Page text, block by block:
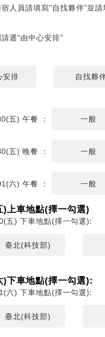
人員請填寫"自找夥伴"並請
選"由中心安排"
安排 自找夥
五) 午餐 ： 一般
五) 晚餐 ： 一般
六) 午餐 ： 一般
上車地點(擇一勾選)
五) 下車地點(擇一勾選):
臺北(科技部)
下車地點(擇一勾選):
六) 下車地點(擇一勾選):
臺北(科技部)